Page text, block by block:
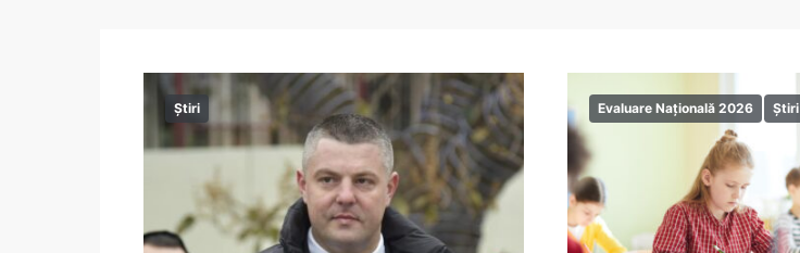
Știri Evaluare Națională 2026 Știri